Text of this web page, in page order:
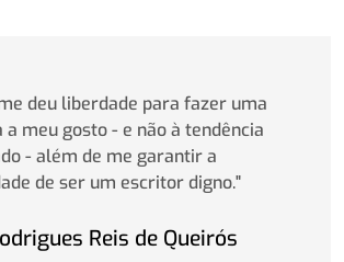
deu liberdade para fazer uma
meu gosto - e não à tendência
- além de me garantir a
de ser um escritor digno."
Reis de Queirós